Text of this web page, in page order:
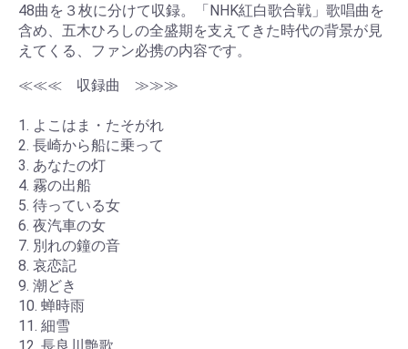
48曲を３枚に分けて収録。「NHK紅白歌合戦」歌唱曲を
含め、五木ひろしの全盛期を支えてきた時代の背景が見
えてくる、ファン必携の内容です。
≪≪≪ 収録曲 ≫≫≫
1. よこはま・たそがれ
2. 長崎から船に乗って
3. あなたの灯
4. 霧の出船
5. 待っている女
6. 夜汽車の女
7. 別れの鐘の音
8. 哀恋記
9. 潮どき
10. 蝉時雨
11. 細雪